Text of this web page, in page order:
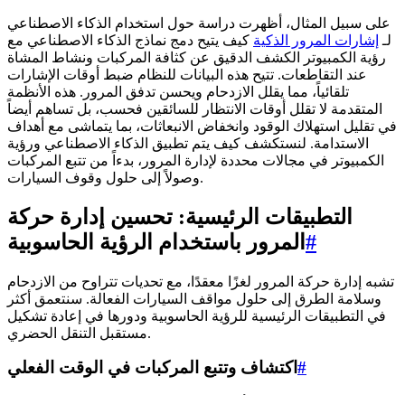
على سبيل المثال، أظهرت دراسة حول استخدام الذكاء الاصطناعي
لـ إشارات المرور الذكية كيف يتيح دمج نماذج الذكاء الاصطناعي مع
رؤية الكمبيوتر الكشف الدقيق عن كثافة المركبات ونشاط المشاة
عند التقاطعات. تتيح هذه البيانات للنظام ضبط أوقات الإشارات
تلقائياً، مما يقلل الازدحام ويحسن تدفق المرور. هذه الأنظمة
المتقدمة لا تقلل أوقات الانتظار للسائقين فحسب، بل تساهم أيضاً
في تقليل استهلاك الوقود وانخفاض الانبعاثات، بما يتماشى مع أهداف
الاستدامة. لنستكشف كيف يتم تطبيق الذكاء الاصطناعي ورؤية
الكمبيوتر في مجالات محددة لإدارة المرور، بدءاً من تتبع المركبات
وصولاً إلى حلول وقوف السيارات.
التطبيقات الرئيسية: تحسين إدارة حركة
المرور باستخدام الرؤية الحاسوبية #
تشبه إدارة حركة المرور لغزًا معقدًا، مع تحديات تتراوح من الازدحام
وسلامة الطرق إلى حلول مواقف السيارات الفعالة. سنتعمق أكثر
في التطبيقات الرئيسية للرؤية الحاسوبية ودورها في إعادة تشكيل
مستقبل التنقل الحضري.
اكتشاف وتتبع المركبات في الوقت الفعلي#